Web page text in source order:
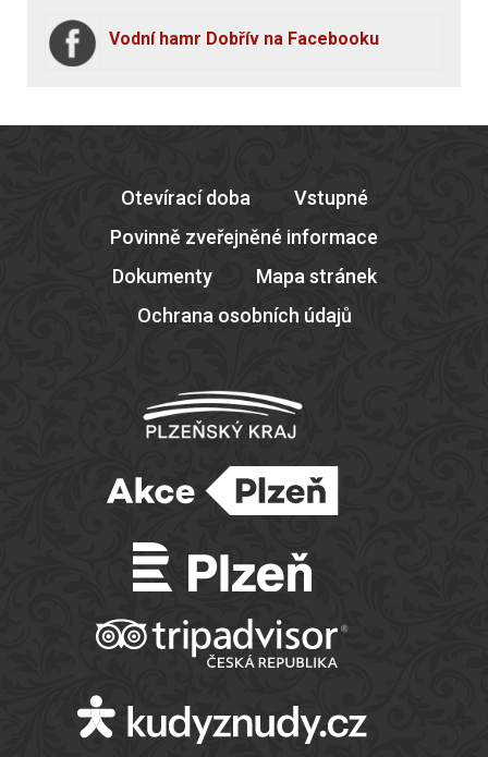
Vodní hamr Dobřív na Facebooku
Otevírací doba
Vstupné
Povinně zveřejněné informace
Dokumenty
Mapa stránek
Ochrana osobních údajů